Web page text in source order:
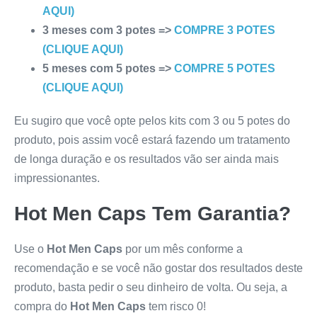
AQUI)
3 meses com 3 potes => COMPRE 3 POTES
(CLIQUE AQUI)
5 meses com 5 potes => COMPRE 5 POTES
(CLIQUE AQUI)
Eu sugiro que você opte pelos kits com 3 ou 5 potes do
produto, pois assim você estará fazendo um tratamento
de longa duração e os resultados vão ser ainda mais
impressionantes.
Hot Men Caps Tem Garantia?
Use o Hot Men Caps por um mês conforme a
recomendação e se você não gostar dos resultados deste
produto, basta pedir o seu dinheiro de volta. Ou seja, a
compra do Hot Men Caps tem risco 0!